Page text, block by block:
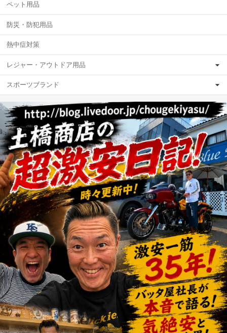
ペット用品
防災・防犯用品
熱中症対策
レジャー・アウトドア用品
スポーツブランド